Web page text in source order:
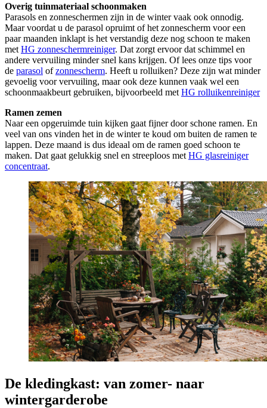
Overig tuinmateriaal schoonmaken
Parasols en zonneschermen zijn in de winter vaak ook onnodig.
Maar voordat u de parasol opruimt of het zonnescherm voor een
paar maanden inklapt is het verstandig deze nog schoon te maken
met HG zonneschermreiniger. Dat zorgt ervoor dat schimmel en
andere vervuiling minder snel kans krijgen. Of lees onze tips voor
de parasol ofzonnescherm. Heeft u rolluiken? Deze zijn wat minder
gevoelig voor vervuiling, maar ook deze kunnen vaak wel een
schoonmaakbeurt gebruiken, bijvoorbeeld met HG rolluikenreiniger
Ramen zemen
Naar een opgeruimde tuin kijken gaat fijner door schone ramen. En
veel van ons vinden het in de winter te koud om buiten de ramen te
lappen. Deze maand is dus ideaal om de ramen goed schoon te
maken. Dat gaat gelukkig snel en streeploos met HG glasreiniger
concentraat.
De kledingkast: van zomer- naar
wintergarderobe